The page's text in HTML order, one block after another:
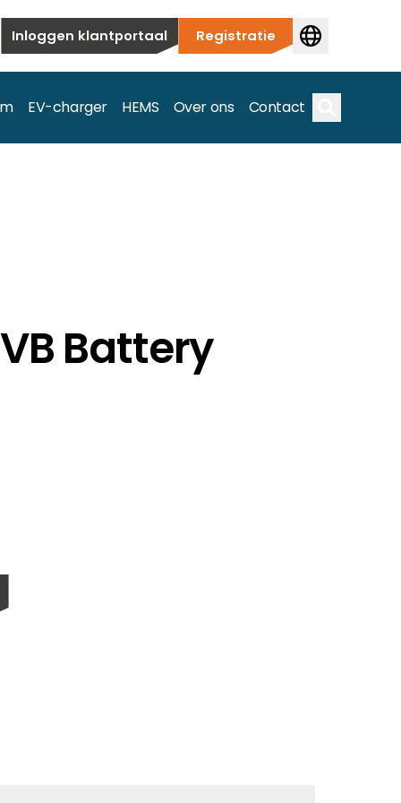
Inloggen klantportaal Registratie
EV-charger HEMS Over ons Contact
tot commerciële en utiliteitstoepassingen.
Battery